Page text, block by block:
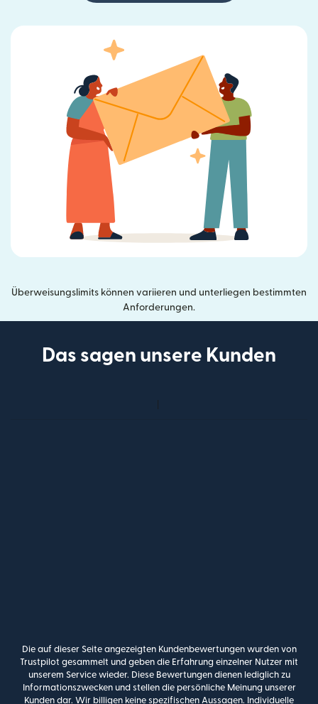
Überweisungslimits können variieren und unterliegen bestimmten
Anforderungen.
Das sagen unsere Kunden
Die auf dieser Seite angezeigten Kundenbewertungen wurden von
Trustpilot gesammelt und geben die Erfahrung einzelner Nutzer mit
unserem Service wieder. Diese Bewertungen dienen lediglich zu
Informationszwecken und stellen die persönliche Meinung unserer
Kunden dar. Wir billigen keine spezifischen Aussagen. Individuelle